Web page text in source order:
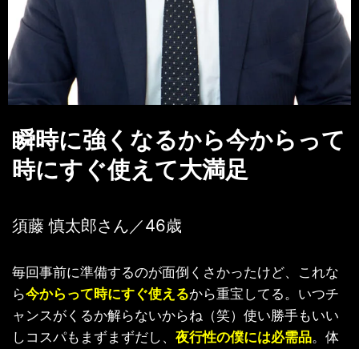
瞬時に強くなるから今からって
時にすぐ使えて大満足
須藤 慎太郎さん／46歳
毎回事前に準備するのが面倒くさかったけど、これな
ら今からって時にすぐ使えるから重宝してる。いつチ
ャンスがくるか解らないからね（笑）使い勝手もいい
しコスパもまずまずだし、 夜行性の僕には必需品。体